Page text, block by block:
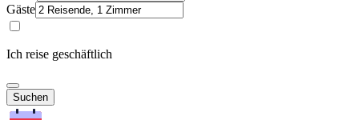
Gäste
Ich reise geschäftlich
Suchen